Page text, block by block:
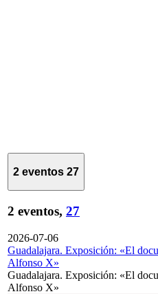
2 eventos 27
2 eventos, 27
2026-07-06
Guadalajara. Exposición: «El
Alfonso X»
Guadalajara. Exposición: «El
Alfonso X»